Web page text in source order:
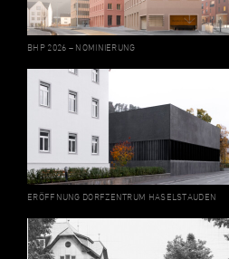
BHP 2026 – NOMINIERUNG
ERÖFFNUNG DORFZENTRUM HASELSTAUDEN